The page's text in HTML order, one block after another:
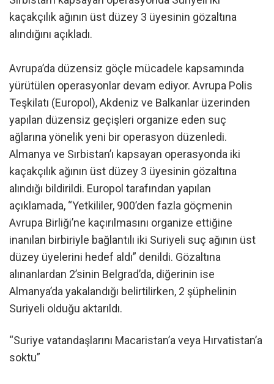
kaçakçılık ağının üst düzey 3 üyesinin gözaltına
alındığını açıkladı.
Avrupa’da düzensiz göçle mücadele kapsamında
yürütülen operasyonlar devam ediyor. Avrupa Polis
Teşkilatı (Europol), Akdeniz ve Balkanlar üzerinden
yapılan düzensiz geçişleri organize eden suç
ağlarına yönelik yeni bir operasyon düzenledi.
Almanya ve Sırbistan’ı kapsayan operasyonda iki
kaçakçılık ağının üst düzey 3 üyesinin gözaltına
alındığı bildirildi. Europol tarafından yapılan
açıklamada, “Yetkililer, 900’den fazla göçmenin
Avrupa Birliği’ne kaçırılmasını organize ettiğine
inanılan birbiriyle bağlantılı iki Suriyeli suç ağının üst
düzey üyelerini hedef aldı” denildi. Gözaltına
alınanlardan 2’sinin Belgrad’da, diğerinin ise
Almanya’da yakalandığı belirtilirken, 2 şüphelinin
Suriyeli olduğu aktarıldı.
“Suriye vatandaşlarını Macaristan’a veya Hırvatistan’a
soktu”